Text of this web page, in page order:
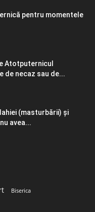
pentru momentele
Atotputernicul
de necaz sau de...
(masturbării) şi
avea...
Biserica